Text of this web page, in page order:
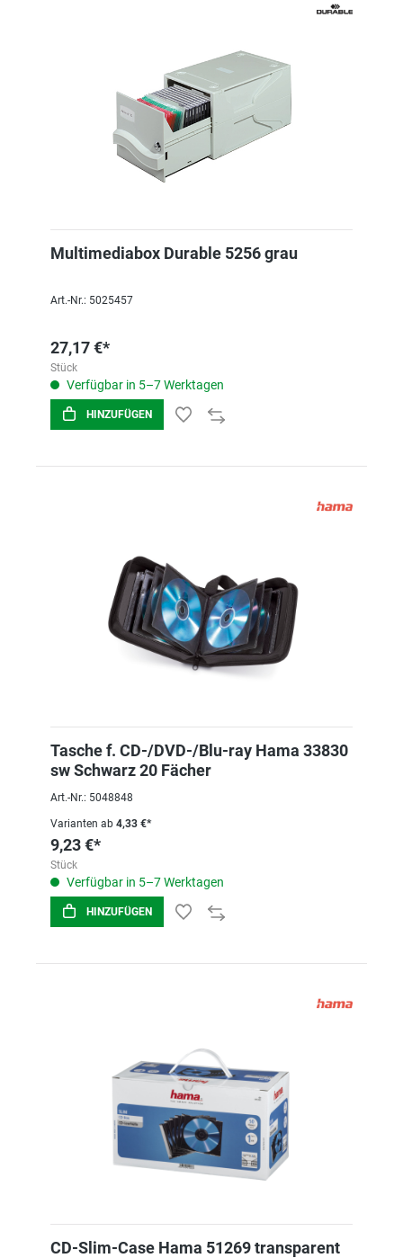
Multimediabox Durable 5256 grau
Art.-Nr.: 5025457
27,17 €*
Stück
Verfügbar in 5–7 Werktagen
HINZUFÜGEN
Tasche f. CD-/DVD-/Blu-ray Hama 33830
sw Schwarz 20 Fächer
Art.-Nr.: 5048848
Varianten ab 4,33 €*
9,23 €*
Stück
Verfügbar in 5–7 Werktagen
HINZUFÜGEN
CD-Slim-Case Hama 51269 transparent